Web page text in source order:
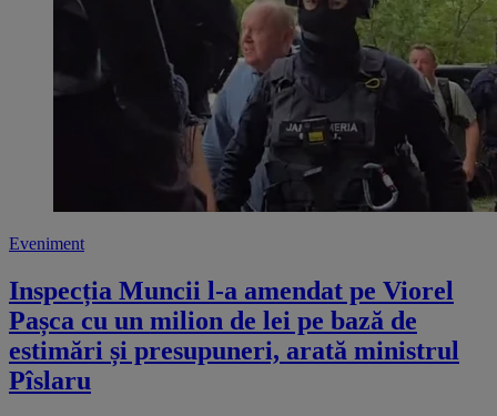
Eveniment
Inspecția Muncii l-a amendat pe Viorel
Pașca cu un milion de lei pe bază de
estimări și presupuneri, arată ministrul
Pîslaru